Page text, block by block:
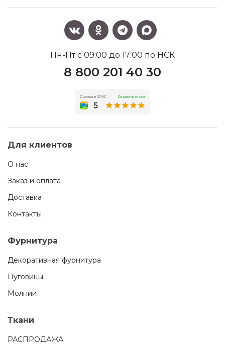
Пн-Пт с 09:00 до 17:00 по НСК
8 800 201 40 30
Для клиентов
О нас
Заказ и оплата
Доставка
Контакты
Фурнитура
Декоративная фурнитура
Пуговицы
Молнии
Ткани
РАСПРОДАЖА